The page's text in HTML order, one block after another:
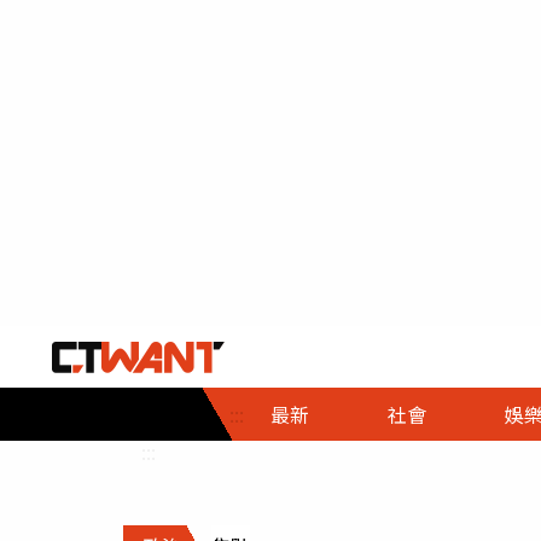
::: 最新 社會
社會首頁
時事
調查
娛樂
娛樂首頁
即時
財經首頁
熱線
政